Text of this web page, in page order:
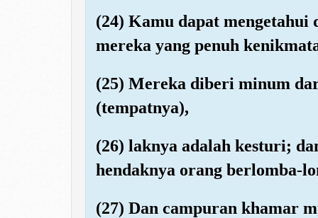
(24) Kamu dapat mengetahui
mereka yang penuh
(25) Mereka diberi minum
(tempatnya),
(26) laknya adalah kesturi;
hendaknya orang berlomba-
(27) Dan campuran khamar